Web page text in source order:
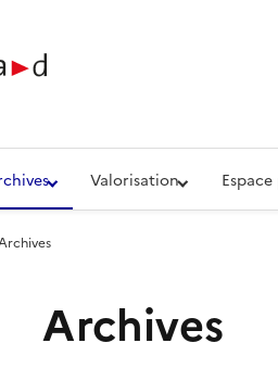
et de production
Valorisation
Archives